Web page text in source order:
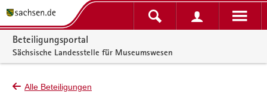
Portalnavigation
Beteiligungsportal
Sächsische Landesstelle für Museumswesen
Alle Beteiligungen